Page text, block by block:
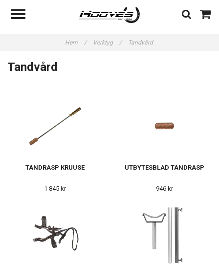
Hem / Verktyg / Tandvård
Tandvård
TANDRASP KRUUSE
1 845 kr
UTBYTESBLAD TANDRASP
946 kr